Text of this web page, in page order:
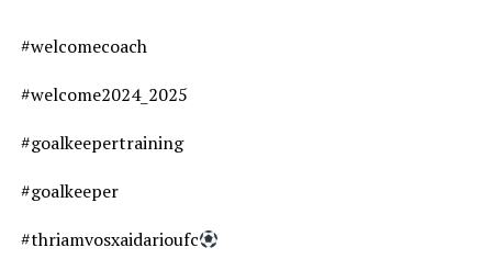
#welcomecoach
#welcome2024_2025
#goalkeepertraining
#goalkeeper
#thriamvosxaidarioufc